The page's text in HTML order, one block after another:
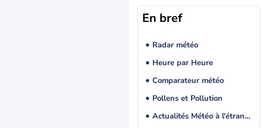
En bref
Radar météo
Heure par Heure
Comparateur météo
Pollens et Pollution
Actualités Météo à l'étranger